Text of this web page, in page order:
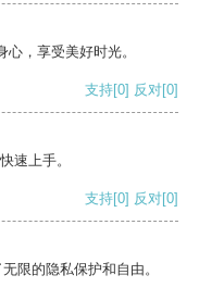
，享受美好时光。
支持[0] 反对[0]
速上手。
支持[0] 反对[0]
限的隐私保护和自由。